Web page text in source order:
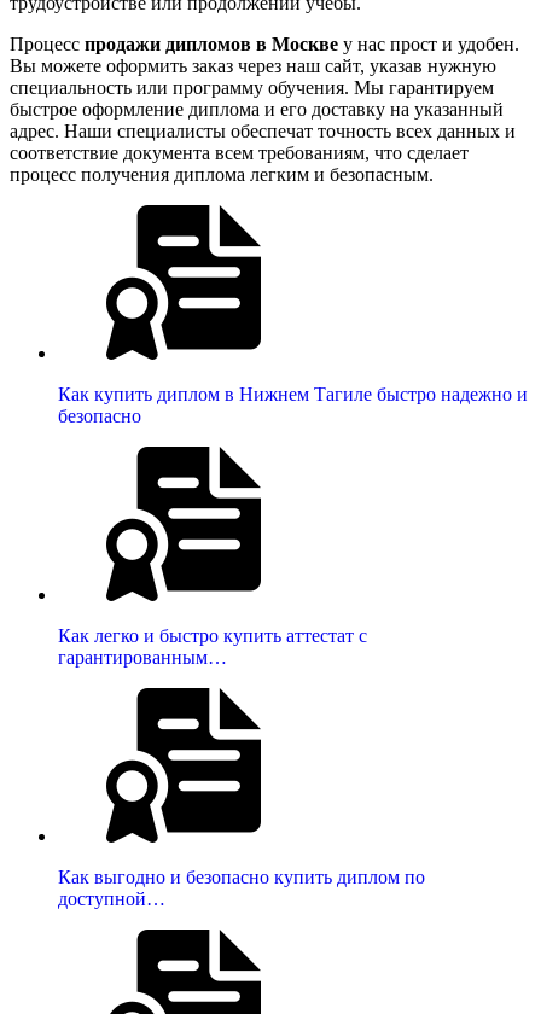
Процесс продажи дипломов в Москве у нас прост и удобен.
Вы можете оформить заказ через наш сайт, указав нужную
специальность или программу обучения. Мы гарантируем
быстрое оформление диплома и его доставку на указанный
адрес. Наши специалисты обеспечат точность всех данных и
соответствие документа всем требованиям, что сделает
процесс получения диплома легким и безопасным.
Как купить диплом в Нижнем Тагиле быстро надежно и
безопасно
Как легко и быстро купить аттестат с
гарантированным…
Как выгодно и безопасно купить диплом по
доступной…